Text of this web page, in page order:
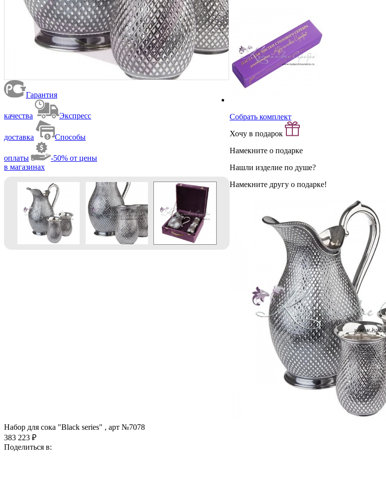
Гарантия
качества Экспресс
доставка Способы
оплаты
-50% от цены
в магазинах
Собрать комплект
Хочу в подарок
Намекните о подарке
Нашли изделие по душе?
Намекните другу о подарке!
Набор для сока "Black series" , арт №7078
383 223 ₽
Поделиться в: